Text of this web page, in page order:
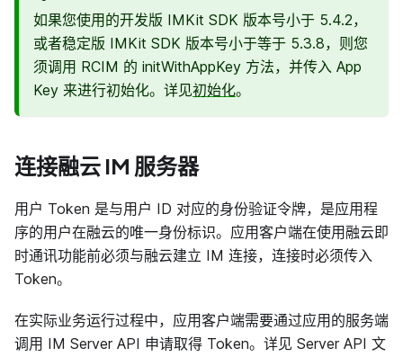
如果您使用的开发版 IMKit SDK 版本号小于 5.4.2，
或者稳定版 IMKit SDK 版本号小于等于 5.3.8，则您
须调用 RCIM 的 initWithAppKey 方法，并传入 App
Key 来进行初始化。详见初始化。
连接融云 IM 服务器
用户 Token 是与用户 ID 对应的身份验证令牌，是应用程
序的用户在融云的唯一身份标识。应用客户端在使用融云即
时通讯功能前必须与融云建立 IM 连接，连接时必须传入
Token。
在实际业务运行过程中，应用客户端需要通过应用的服务端
调用 IM Server API 申请取得 Token。详见 Server API 文